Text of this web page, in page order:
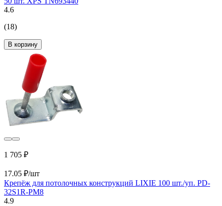
4.6
(18)
В корзину
1 705 ₽
17.05 ₽/шт
Крепёж для потолочных конструкций LIXIE 100 шт./уп. PD-
32S1R-PM8
4.9